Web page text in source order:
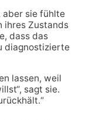
aber sie fühlte
ihres Zustands
dass das
diagnostizierte
lassen, weil
sagt sie.